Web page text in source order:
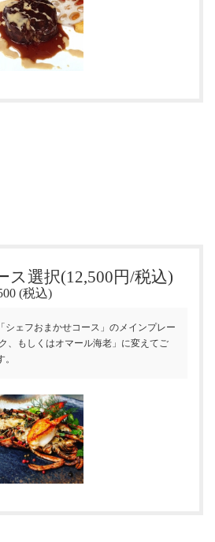
ス選択(12,500円/税込)
(税込)
シェフおまかせコース」のメインプレー
、もしくはオマール海老」に変えてご